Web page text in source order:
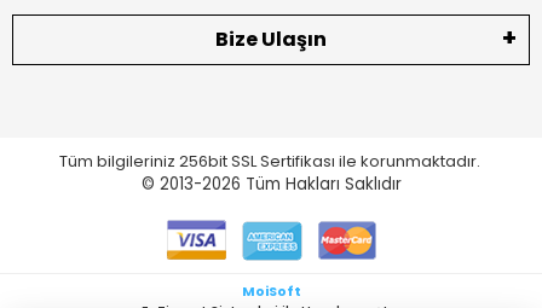
Bize Ulaşın
Tüm bilgileriniz 256bit SSL Sertifikası ile korunmaktadır.
© 2013-2026 Tüm Hakları Saklıdır
MoiSoft